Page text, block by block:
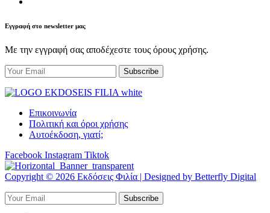
Εγγραφή στο newsletter μας
Με την εγγραφή σας αποδέχεστε τους όρους χρήσης.
Επικοινωνία
Πολιτική και όροι χρήσης
Αυτοέκδοση, γιατί;
Facebook Instagram Tiktok
Copyright © 2026 Εκδόσεις Φιλία | Designed by Betterfly Digital